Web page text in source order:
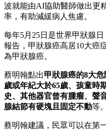
波就能由AI協助醫師做出更
率，有助減緩病人焦慮。
每年5月25日是世界甲狀腺
報告，甲狀腺癌高居10大癌
為甲狀腺癌。
蔡明翰點出甲狀腺癌的8大
歲或年紀大於65歲、孩童時
史、其他器官曾有腫瘤、聲
腺結節有硬塊且固定不動等。
蔡明翰建議，民眾可以在第